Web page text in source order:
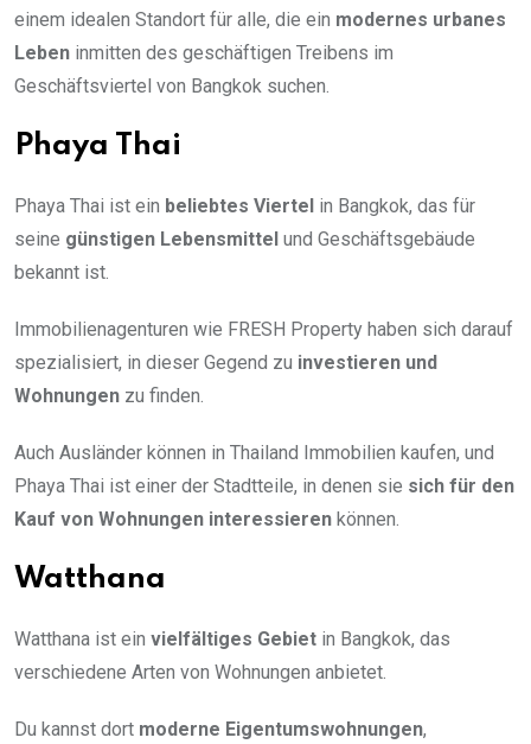
einem idealen Standort für alle, die ein modernes urbanes
Leben inmitten des geschäftigen Treibens im
Geschäftsviertel von Bangkok suchen.
Phaya Thai
Phaya Thai ist ein beliebtes Viertel in Bangkok, das für
seine günstigen Lebensmittel und Geschäftsgebäude
bekannt ist.
Immobilienagenturen wie FRESH Property haben sich darauf
spezialisiert, in dieser Gegend zu investieren und
Wohnungen zu finden.
Auch Ausländer können in Thailand Immobilien kaufen, und
Phaya Thai ist einer der Stadtteile, in denen sie sich für den
Kauf von Wohnungen interessieren können.
Watthana
Watthana ist ein vielfältiges Gebiet in Bangkok, das
verschiedene Arten von Wohnungen anbietet.
Du kannst dort moderne Eigentumswohnungen,